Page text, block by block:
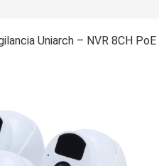
Uniarch – NVR 8CH PoE